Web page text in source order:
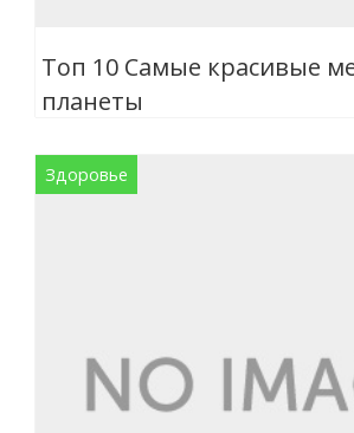
Топ 10 Самые красивые
планеты
Здоровье